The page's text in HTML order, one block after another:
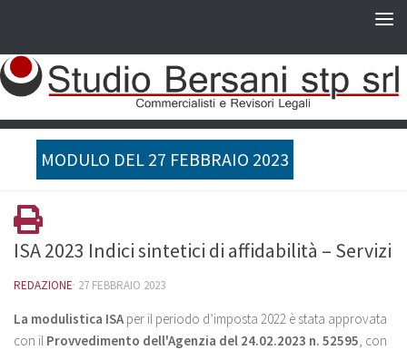
MODULO DEL 27 FEBBRAIO 2023
ISA 2023 Indici sintetici di affidabilità – Servizi
REDAZIONE· 27 FEBBRAIO 2023
La modulistica ISAper il periodo d’imposta 2022 è stata approvata
con il Provvedimento dell'Agenzia del 24.02.2023 n. 52595, con